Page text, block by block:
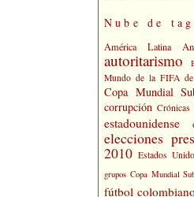
Nube de
América Latina
autoritarismo
Mundo de la FIFA
Copa Mundial
corrupción Crónicas
estadounidense
elecciones
2010 Estados
grupos Copa Mundial
fútbol